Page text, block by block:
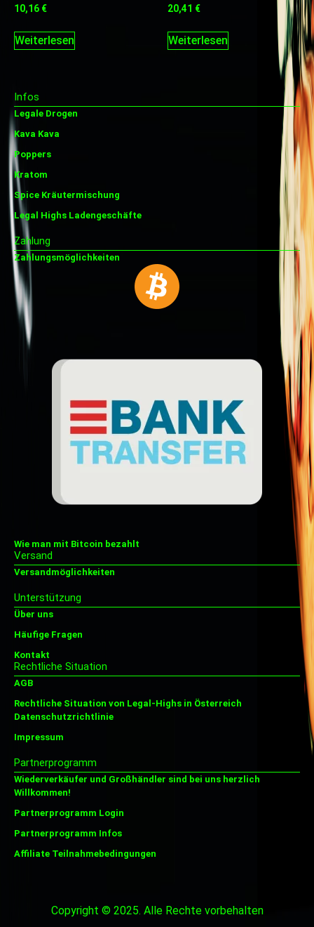
10,16 €
Weiterlesen
20,41 €
Weiterlesen
Infos
Legale Drogen
Kava Kava
Poppers
Kratom
Spice Kräutermischung
Legal Highs Ladengeschäfte
Zahlung
Zahlungsmöglichkeiten
Wie man mit Bitcoin bezahlt
Versand
Versandmöglichkeiten
Unterstützung
Über uns
Häufige Fragen
Kontakt
Rechtliche Situation
AGB
Rechtliche Situation von Legal-Highs in Österreich
Datenschutzrichtlinie
Impressum
Partnerprogramm
Wiederverkäufer und Großhändler sind bei uns herzlich
Willkommen!
Partnerprogramm Login
Partnerprogramm Infos
Affiliate Teilnahmebedingungen
Copyright © 2025. Alle Rechte vorbehalten